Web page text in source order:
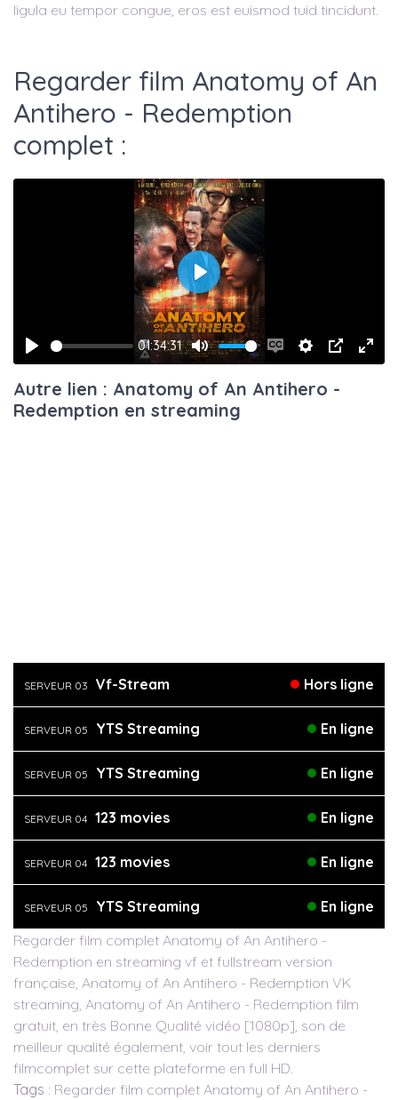
ligula eu tempor congue, eros est euismod tuid tincidunt.
Regarder film Anatomy of An
Antihero - Redemption
complet :
Play
01:34:31
Mute
Enable
captions
Settings
PIP
Play
Autre lien : Anatomy of An Antihero -
Redemption en streaming
SERVEUR 03 Vf-Stream Hors ligne
SERVEUR 05 YTS Streaming En ligne
SERVEUR 05 YTS Streaming En ligne
SERVEUR 04 123 movies En ligne
SERVEUR 04 123 movies En ligne
SERVEUR 05 YTS Streaming
En ligne
Regarder film complet Anatomy of An Antihero -
Redemption en streaming vf et fullstream version
française, Anatomy of An Antihero - Redemption VK
streaming, Anatomy of An Antihero - Redemption film
gratuit, en très Bonne Qualité vidéo [1080p], son de
meilleur qualité également, voir tout les derniers
filmcomplet sur cette plateforme en full HD.
Tags : Regarder film complet Anatomy of An Antihero -